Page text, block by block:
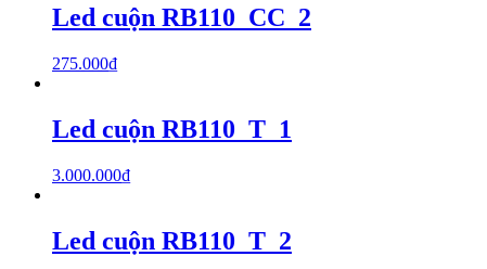
Led cuộn RB110_CC_2
275.000₫
Led cuộn RB110_T_1
3.000.000₫
Led cuộn RB110_T_2